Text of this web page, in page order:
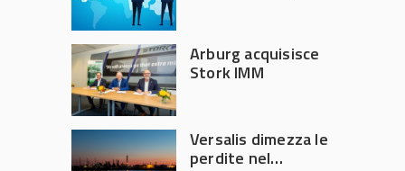
Arburg acquisisce
Stork IMM
Versalis dimezza le
perdite nel